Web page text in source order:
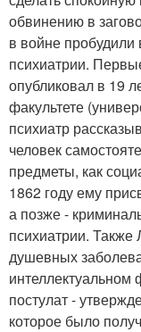
обвинению в
в войне пробудили
психиатрии.
опубликовал в 19
факультете
психиатр
человек
предметы, как
1862 году ему
а позже -
психиатрии. Также
душевных
постулат -
которое было